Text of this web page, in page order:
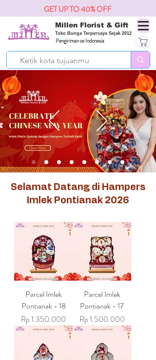
Millen Florist & Gift
Toko Bunga Terpercaya Sejak 2012
Pengiriman se Indonesia
GET UP TO 40% OFF
Selamat Datang di Hampers
Imlek Pontianak 2026
Parcel Imlek
Pontianak - 18
Harga
Rp 1.350.000
Parcel Imlek
Pontianak - 17
Harga
Rp 1.500.000